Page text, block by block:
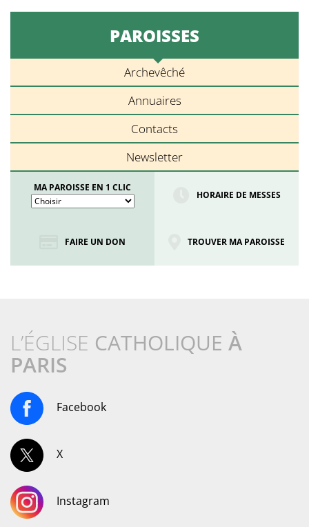
PAROISSES
Archevêché
Annuaires
Contacts
Newsletter
MA PAROISSE EN 1 CLIC
HORAIRE DE MESSES
FAIRE UN DON TROUVER MA PAROISSE
L’ÉGLISE CATHOLIQUE À
PARIS
Facebook
X
Instagram